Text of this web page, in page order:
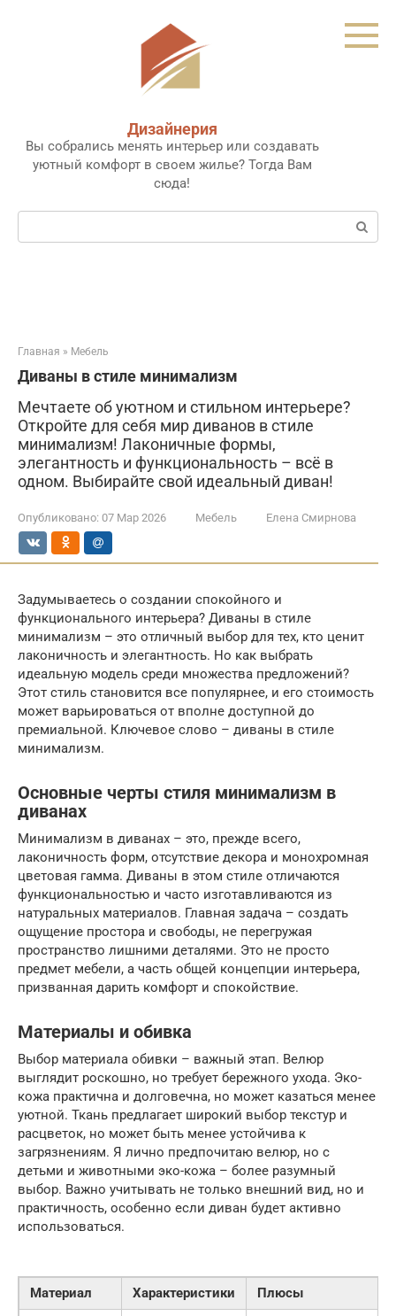
Дизайнерия
Вы собрались менять интерьер или создавать
уютный комфорт в своем жилье? Тогда Вам
сюда!
Поиск:
Главная » Мебель
Диваны в стиле минимализм
Мечтаете об уютном и стильном интерьере?
Откройте для себя мир диванов в стиле
минимализм! Лаконичные формы,
элегантность и функциональность – всё в
одном. Выбирайте свой идеальный диван!
Опубликовано: 07 Мар 2026 Мебель Елена Смирнова
Задумываетесь о создании спокойного и
функционального интерьера? Диваны в стиле
минимализм – это отличный выбор для тех, кто ценит
лаконичность и элегантность. Но как выбрать
идеальную модель среди множества предложений?
Этот стиль становится все популярнее, и его стоимость
может варьироваться от вполне доступной до
премиальной. Ключевое слово – диваны в стиле
минимализм.
Основные черты стиля минимализм в
диванах
Минимализм в диванах – это, прежде всего,
лаконичность форм, отсутствие декора и монохромная
цветовая гамма. Диваны в этом стиле отличаются
функциональностью и часто изготавливаются из
натуральных материалов. Главная задача – создать
ощущение простора и свободы, не перегружая
пространство лишними деталями. Это не просто
предмет мебели, а часть общей концепции интерьера,
призванная дарить комфорт и спокойствие.
Материалы и обивка
Выбор материала обивки – важный этап. Велюр
выглядит роскошно, но требует бережного ухода. Эко-
кожа практична и долговечна, но может казаться менее
уютной. Ткань предлагает широкий выбор текстур и
расцветок, но может быть менее устойчива к
загрязнениям. Я лично предпочитаю велюр, но с
детьми и животными эко-кожа – более разумный
выбор. Важно учитывать не только внешний вид, но и
практичность, особенно если диван будет активно
использоваться.
Материал Характеристики Плюсы